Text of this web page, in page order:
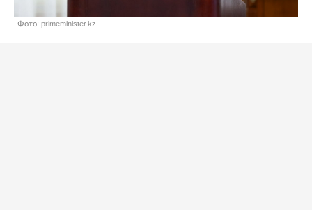
Фото: primeminister.kz